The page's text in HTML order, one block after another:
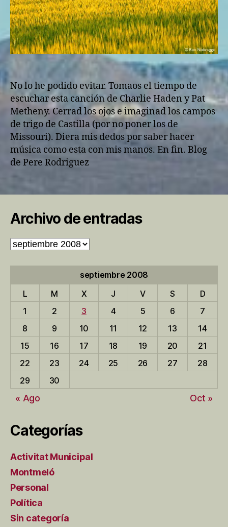
No lo he podido evitar. Tomaos el tiempo de
escuchar esta canción de Charlie Haden y Pat
Metheny. Cerrad los ojos e imaginad los campos
de trigo de Castilla (por no poner los de
Missouri). Diera mis dedos por saber hacer
música como esta con mis manos. En fin. Blog
de Pere Rodriguez
Archivo de entradas
Archivo
de
entradas
septiembre 2008
L
M X J V S
D
1
2 3 4 5 6
7
8
9 10 11 12 13
14
15
16 17 18 19 20
21
22
23 24 25 26 27
28
29
30
« Ago Oct »
Categorías
Activitat Municipal
Montmeló
Personal
Política
Sin categoría